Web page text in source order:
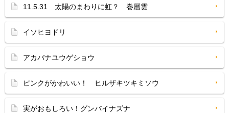
11.5.31 太陽のまわりに虹？ 巻層雲
イソヒヨドリ
アカバナユウゲショウ
ピンクがかわいい！ ヒルザキツキミソウ
実がおもしろい！グンバイナズナ